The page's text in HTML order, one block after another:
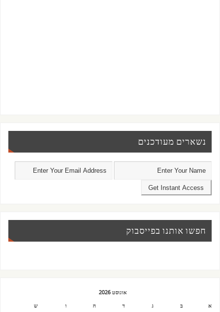
נשארים מעודכנים
חפשו אותנו בפייסבוק
אוגוסט 2026
א
ב ג ד ה ו ש